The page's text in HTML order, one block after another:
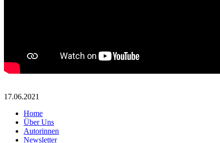
17.06.2021
Home
Über Uns
Autorinnen
Newsletter